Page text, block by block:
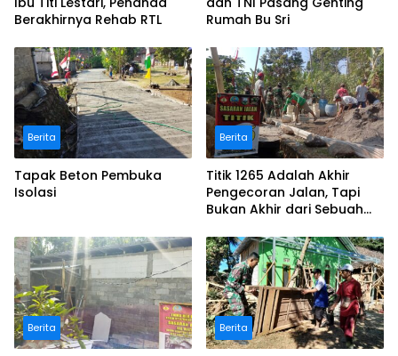
Berakhirnya Rehab RTL
Rumah Bu Sri
Berita
Tapak Beton Pembuka
Isolasi
Berita
Titik 1265 Adalah Akhir
Pengecoran Jalan, Tapi
Bukan Akhir dari Sebuah
Berita Berita